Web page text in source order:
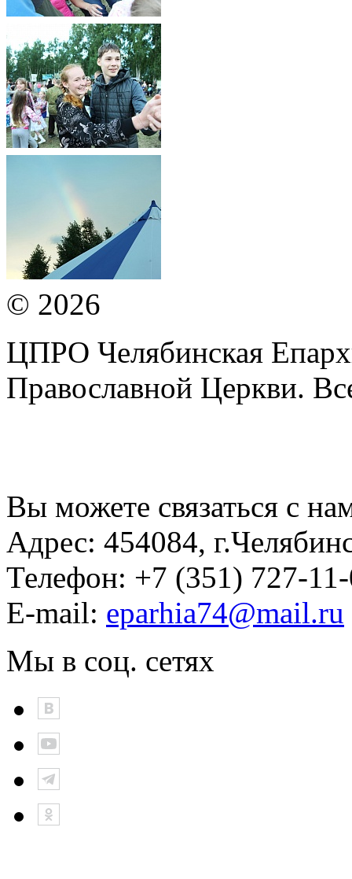
© 2026
ЦПРО Челябинская
Православной Церкви.
Вы можете связаться с
Адрес: 454084,
Телефон: +7 (351) 727-
E-mail: eparhia74@mail.ru
Мы в соц. сетях